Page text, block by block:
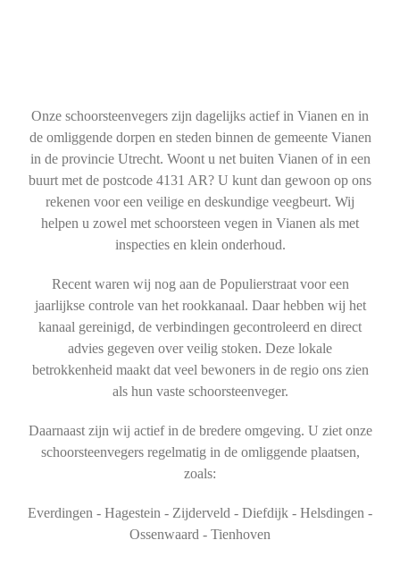
Onze schoorsteenvegers zijn dagelijks actief in Vianen en in
de omliggende dorpen en steden binnen de gemeente Vianen
in de provincie Utrecht. Woont u net buiten Vianen of in een
buurt met de postcode 4131 AR? U kunt dan gewoon op ons
rekenen voor een veilige en deskundige veegbeurt. Wij
helpen u zowel met schoorsteen vegen in Vianen als met
inspecties en klein onderhoud.
Recent waren wij nog aan de Populierstraat voor een
jaarlijkse controle van het rookkanaal. Daar hebben wij het
kanaal gereinigd, de verbindingen gecontroleerd en direct
advies gegeven over veilig stoken. Deze lokale
betrokkenheid maakt dat veel bewoners in de regio ons zien
als hun vaste schoorsteenveger.
Daarnaast zijn wij actief in de bredere omgeving. U ziet onze
schoorsteenvegers regelmatig in de omliggende plaatsen,
zoals:
Everdingen - Hagestein - Zijderveld - Diefdijk - Helsdingen -
Ossenwaard - Tienhoven